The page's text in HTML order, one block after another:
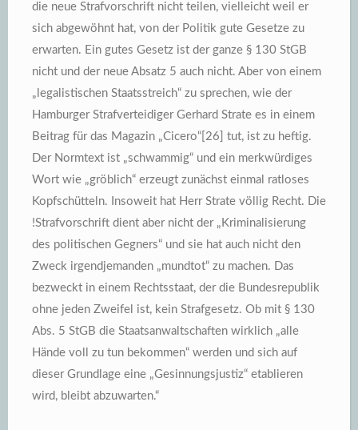
die neue Strafvorschrift nicht teilen, vielleicht weil er
sich abgewöhnt hat, von der Politik gute Gesetze zu
erwarten. Ein gutes Gesetz ist der ganze § 130 StGB
nicht und der neue Absatz 5 auch nicht. Aber von einem
„legalistischen Staatsstreich“ zu sprechen, wie der
Hamburger Strafverteidiger Gerhard Strate es in einem
Beitrag für das Magazin „Cicero“[26] tut, ist zu heftig.
Der Normtext ist „schwammig“ und ein merkwürdiges
Wort wie „gröblich“ erzeugt zunächst einmal ratloses
Kopfschütteln. Insoweit hat Herr Strate völlig Recht. Die
!Strafvorschrift dient aber nicht der „Kriminalisierung
des politischen Gegners“ und sie hat auch nicht den
Zweck irgendjemanden „mundtot“ zu machen. Das
bezweckt in einem Rechtsstaat, der die Bundesrepublik
ohne jeden Zweifel ist, kein Strafgesetz. Ob mit § 130
Abs. 5 StGB die Staatsanwaltschaften wirklich „alle
Hände voll zu tun bekommen“ werden und sich auf
dieser Grundlage eine „Gesinnungsjustiz“ etablieren
wird, bleibt abzuwarten.“